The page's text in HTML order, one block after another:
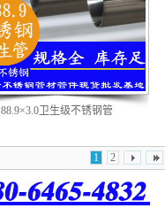
88.9×3.0卫生级不锈钢管
1 2